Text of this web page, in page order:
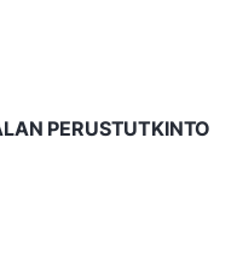
PERUSTUTKINTO